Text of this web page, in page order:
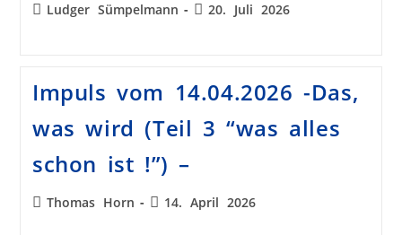
Ludger Sümpelmann 20. Juli 2026
Impuls vom 14.04.2026 -Das,
was wird (Teil 3 “was alles
schon ist !”) –
Thomas Horn 14. April 2026